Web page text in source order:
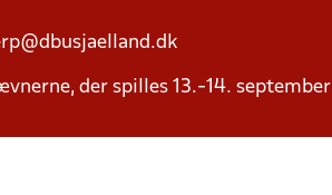
der spilles 13.-14. september